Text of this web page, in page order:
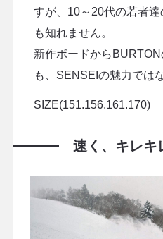
すが、10～20代の若者
も知れません。
新作ボードから
も、SENSEIの魅力では
SIZE(151.156.161.170)
速く、キレキ